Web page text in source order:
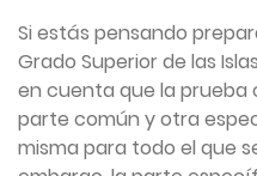
Si estás pensando
Grado Superior de las
en cuenta que la prueba
parte común y otra
misma para todo el que